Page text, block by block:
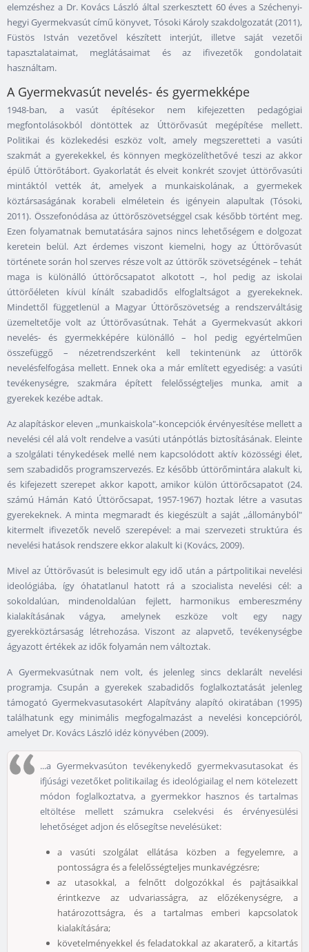
elemzéshez a Dr. Kovács László által szerkesztett 60 éves a Széchenyi-
hegyi Gyermekvasút című könyvet, Tósoki Károly szakdolgozatát (2011),
Füstös István vezetővel készített interjút, illetve saját vezetői
tapasztalataimat, meglátásaimat és az ifivezetők gondolatait
használtam.
A Gyermekvasút nevelés- és gyermekképe
1948-ban, a vasút építésekor nem kifejezetten pedagógiai
megfontolásokból döntöttek az Úttörővasút megépítése mellett.
Politikai és közlekedési eszköz volt, amely megszeretteti a vasúti
szakmát a gyerekekkel, és könnyen megközelíthetővé teszi az akkor
épülő Úttörőtábort. Gyakorlatát és elveit konkrét szovjet úttörővasúti
mintáktól vették át, amelyek a munkaiskolának, a gyermekek
köztársaságának korabeli elméletein és igényein alapultak (Tósoki,
2011). Összefonódása az úttörőszövetséggel csak később történt meg.
Ezen folyamatnak bemutatására sajnos nincs lehetőségem e dolgozat
keretein belül. Azt érdemes viszont kiemelni, hogy az Úttörővasút
története során hol szerves része volt az úttörők szövetségének – tehát
maga is különálló úttörőcsapatot alkotott –, hol pedig az iskolai
úttörőéleten kívül kínált szabadidős elfoglaltságot a gyerekeknek.
Mindettől függetlenül a Magyar Úttörőszövetség a rendszerváltásig
üzemeltetője volt az Úttörővasútnak. Tehát a Gyermekvasút akkori
nevelés- és gyermekképére különálló – hol pedig egyértelműen
összefüggő – nézetrendszerként kell tekintenünk az úttörők
nevelésfelfogása mellett. Ennek oka a már említett egyediség: a vasúti
tevékenységre, szakmára épített felelősségteljes munka, amit a
gyerekek kezébe adtak.
Az alapításkor eleven ,,munkaiskola"-koncepciók érvényesítése mellett a
nevelési cél alá volt rendelve a vasúti utánpótlás biztosításának. Eleinte
a szolgálati ténykedések mellé nem kapcsolódott aktív közösségi élet,
sem szabadidős programszervezés. Ez később úttörőmintára alakult ki,
és kifejezett szerepet akkor kapott, amikor külön úttörőcsapatot (24.
számú Hámán Kató Úttörőcsapat, 1957-1967) hoztak létre a vasutas
gyerekeknek. A minta megmaradt és kiegészült a saját ,,állományból"
kitermelt ifivezetők nevelő szerepével: a mai szervezeti struktúra és
nevelési hatások rendszere ekkor alakult ki (Kovács, 2009).
Mivel az Úttörővasút is belesimult egy idő után a pártpolitikai nevelési
ideológiába, így óhatatlanul hatott rá a szocialista nevelési cél: a
sokoldalúan, mindenoldalúan fejlett, harmonikus embereszmény
kialakításának vágya, amelynek eszköze volt egy nagy
gyerekköztársaság létrehozása. Viszont az alapvető, tevékenységbe
ágyazott értékek az idők folyamán nem változtak.
A Gyermekvasútnak nem volt, és jelenleg sincs deklarált nevelési
programja. Csupán a gyerekek szabadidős foglalkoztatását jelenleg
támogató Gyermekvasutasokért Alapítvány alapító okiratában (1995)
találhatunk egy minimális megfogalmazást a nevelési koncepcióról,
amelyet Dr. Kovács László idéz könyvében (2009).
...a Gyermekvasúton tevékenykedő gyermekvasutasokat és
ifjúsági vezetőket politikailag és ideológiailag el nem kötelezett
módon foglalkoztatva, a gyermekkor hasznos és tartalmas
eltöltése mellett számukra cselekvési és érvényesülési
lehetőséget adjon és elősegítse nevelésüket:
a vasúti szolgálat ellátása közben a fegyelemre, a
pontosságra és a felelősségteljes munkavégzésre;
az utasokkal, a felnőtt dolgozókkal és pajtásaikkal
érintkezve az udvariasságra, az előzékenységre, a
határozottságra, és a tartalmas emberi kapcsolatok
kialakítására;
követelményekkel és feladatokkal az akaraterő, a kitartás